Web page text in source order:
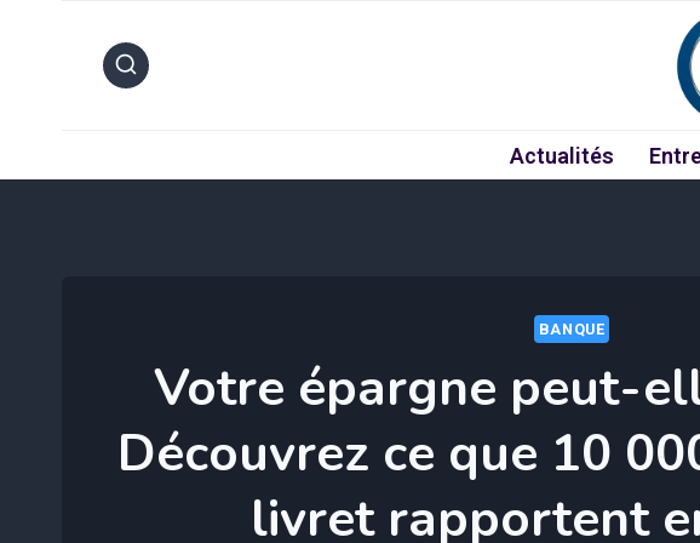
Actualités
BANQUE
Votre épargne peut-
Découvrez ce que 10
livret rapportent